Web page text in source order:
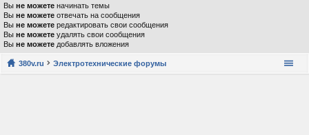
Вы не можете начинать темы
Вы не можете отвечать на сообщения
Вы не можете редактировать свои сообщения
Вы не можете удалять свои сообщения
Вы не можете добавлять вложения
380v.ru Электротехнические форумы